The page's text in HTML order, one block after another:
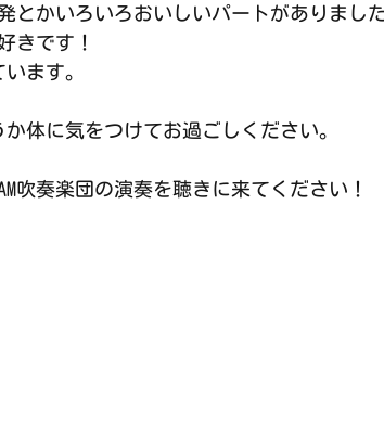
とかいろいろおいしいパートがありました
きです！
ます。
体に気をつけてお過ごしください。
吹奏楽団の演奏を聴きに来てください！